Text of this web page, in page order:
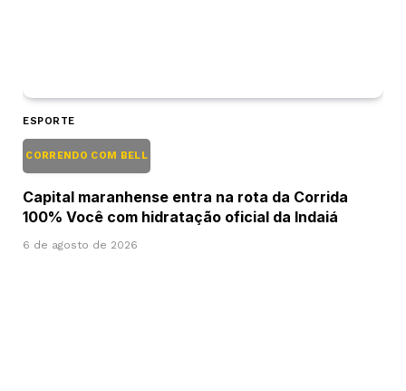
ESPORTE
CORRENDO COM BELL
Capital maranhense entra na rota da Corrida
100% Você com hidratação oficial da Indaiá
6 de agosto de 2026